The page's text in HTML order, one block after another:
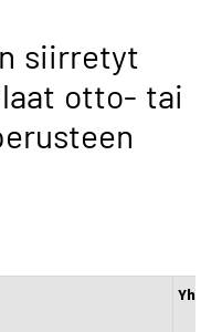
siirretyt
otto- tai